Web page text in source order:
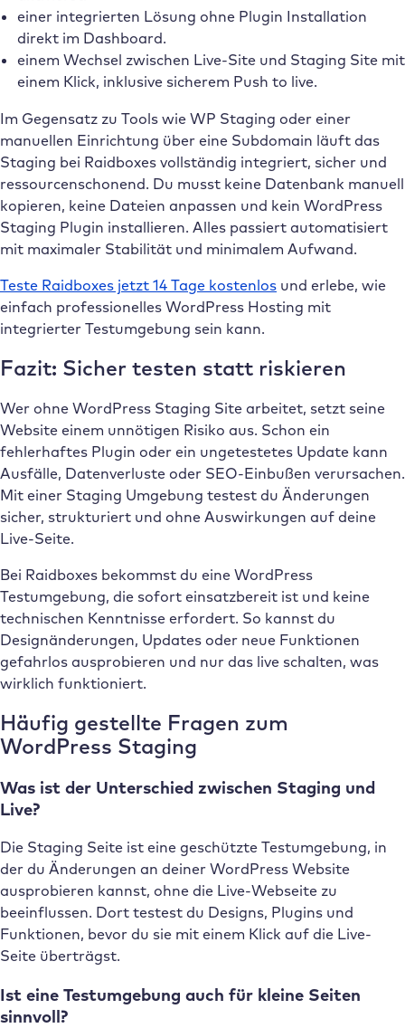
einer integrierten Lösung ohne Plugin Installation
direkt im Dashboard.
einem Wechsel zwischen Live-Site und Staging Site mit
einem Klick, inklusive sicherem Push to live.
Im Gegensatz zu Tools wie WP Staging oder einer
manuellen Einrichtung über eine Subdomain läuft das
Staging bei Raidboxes vollständig integriert, sicher und
ressourcenschonend. Du musst keine Datenbank manuell
kopieren, keine Dateien anpassen und kein WordPress
Staging Plugin installieren. Alles passiert automatisiert
mit maximaler Stabilität und minimalem Aufwand.
Teste Raidboxes jetzt 14 Tage kostenlos und erlebe, wie
einfach professionelles WordPress Hosting mit
integrierter Testumgebung sein kann.
Fazit: Sicher testen statt riskieren
Wer ohne WordPress Staging Site arbeitet, setzt seine
Website einem unnötigen Risiko aus. Schon ein
fehlerhaftes Plugin oder ein ungetestetes Update kann
Ausfälle, Datenverluste oder SEO-Einbußen verursachen.
Mit einer Staging Umgebung testest du Änderungen
sicher, strukturiert und ohne Auswirkungen auf deine
Live-Seite.
Bei Raidboxes bekommst du eine WordPress
Testumgebung, die sofort einsatzbereit ist und keine
technischen Kenntnisse erfordert. So kannst du
Designänderungen, Updates oder neue Funktionen
gefahrlos ausprobieren und nur das live schalten, was
wirklich funktioniert.
Häufig gestellte Fragen zum
WordPress Staging
Was ist der Unterschied zwischen Staging und
Live?
Die Staging Seite ist eine geschützte Testumgebung, in
der du Änderungen an deiner WordPress Website
ausprobieren kannst, ohne die Live-Webseite zu
beeinflussen. Dort testest du Designs, Plugins und
Funktionen, bevor du sie mit einem Klick auf die Live-
Seite überträgst.
Ist eine Testumgebung auch für kleine Seiten
sinnvoll?